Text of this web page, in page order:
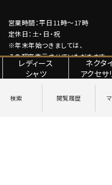
レディース
シャツ
ネクタ
アクセサ
営業時間：平日11時～17時
定休日：土・日・祝
※年末年始つきましては、
その都度表示させていただきます。
取引法に関する表記 プライバシ
© YANAGIDA ORIMONO CO.LTD. All